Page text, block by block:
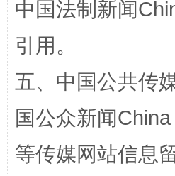
中国法制新闻
引用。
五、中国公共传
国公众新闻
等传媒网站信息